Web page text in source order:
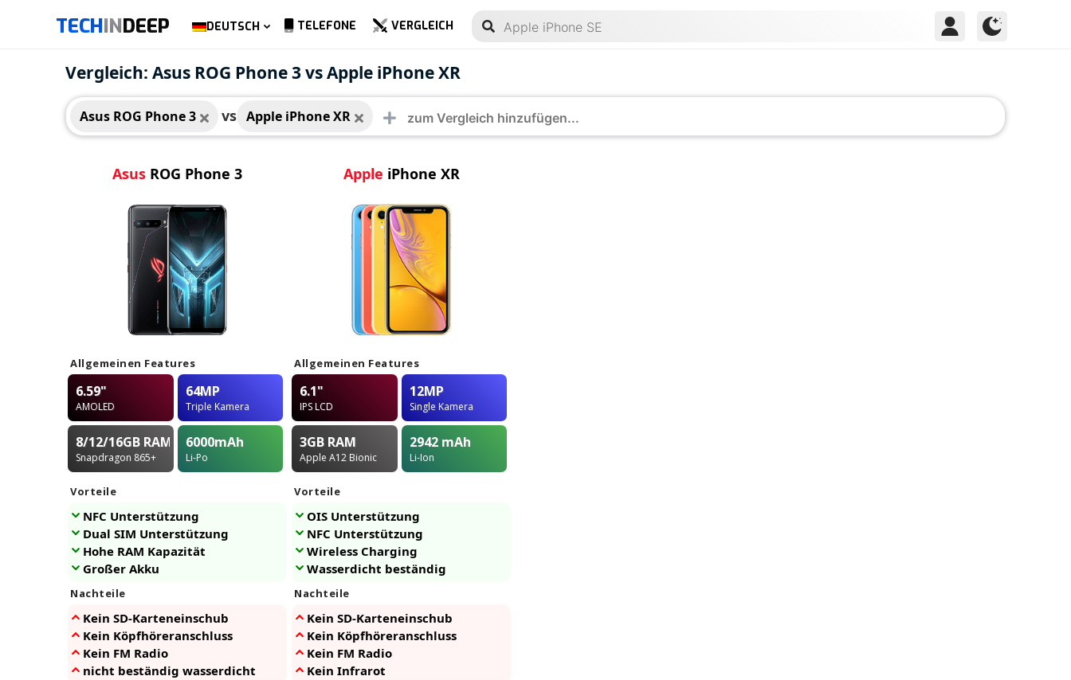
TECHINDEEP DEUTSCH TELEFONE VERGLEICH
Vergleich: Asus ROG Phone 3 vs Apple iPhone XR
Asus ROG Phone 3 vs Apple iPhone XR
Asus ROG Phone 3
Asus ROG Phone 3
Allgemeinen Features
6.59"
AMOLED
64MP
Triple Kamera
8/12/16GB RAM
Snapdragon 865+
6000mAh
Li-Po
Vorteile
NFC Unterstützung
Dual SIM Unterstützung
Hohe RAM Kapazität
Großer Akku
Nachteile
Kein SD-Karteneinschub
Kein Köpfhöreranschluss
Kein FM Radio
nicht beständig wasserdicht
Apple iPhone XR
Apple iPhone XR
Allgemeinen Features
6.1"
IPS LCD
12MP
Single Kamera
3GB RAM
Apple A12 Bionic
2942 mAh
Li-Ion
Vorteile
OIS Unterstützung
NFC Unterstützung
Wireless Charging
Wasserdicht beständig
Nachteile
Kein SD-Karteneinschub
Kein Köpfhöreranschluss
Kein FM Radio
Kein Infrarot